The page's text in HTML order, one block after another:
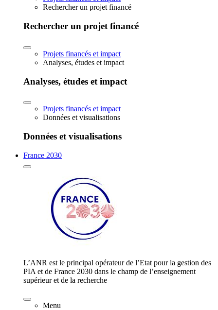
Rechercher un projet financé
Rechercher un projet financé
Projets financés et impact
Analyses, études et impact
Analyses, études et impact
Projets financés et impact
Données et visualisations
Données et visualisations
France 2030
L’ANR est le principal opérateur de l’Etat pour la gestion des
PIA et de France 2030 dans le champ de l’enseignement
supérieur et de la recherche
Menu